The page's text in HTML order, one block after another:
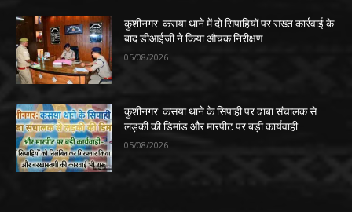
कुशीनगर: कसया थाने में दो सिपाहियों पर सख्त कार्रवाई के
बाद डीआईजी ने किया औचक निरीक्षण
05/08/2026
कुशीनगर: कसया थाने के सिपाही पर ढाबा संचालक से
लड़की की डिमांड और मारपीट पर बड़ी कार्यवाही
05/08/2026